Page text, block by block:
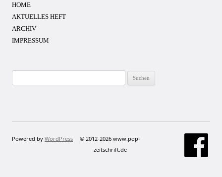
HOME
AKTUELLES HEFT
ARCHIV
IMPRESSUM
nach:
Powered by WordPress
© 2012-2026 www.pop-
zeitschrift.de